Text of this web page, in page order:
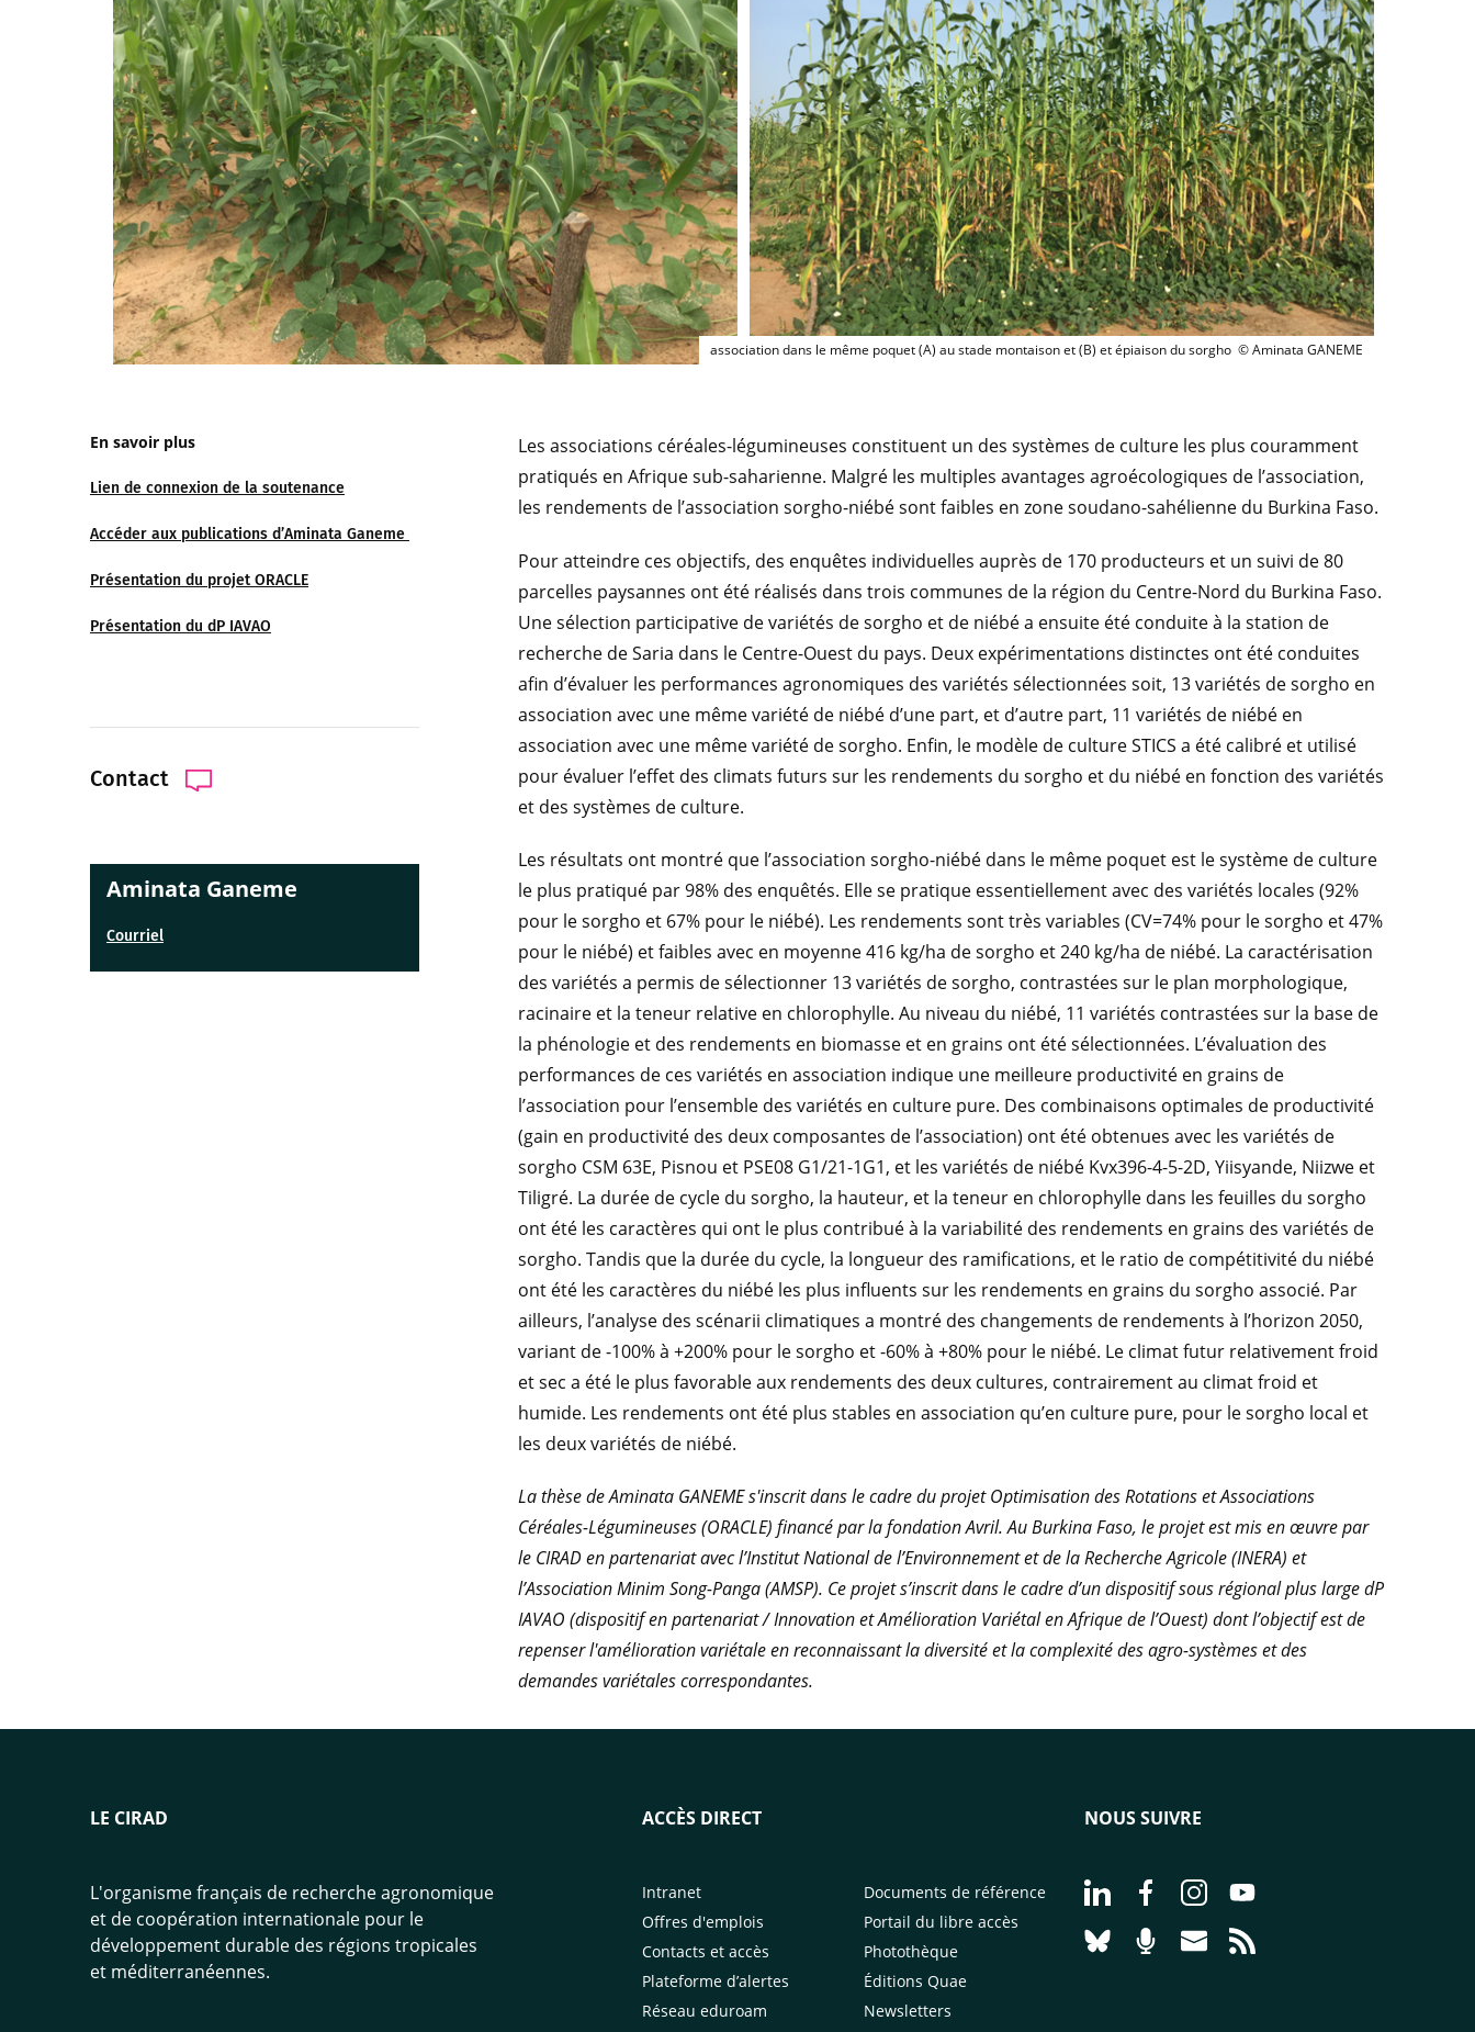
association dans le même poquet (A) au stade montaison et (B) et épiaison du sorgho © Aminata GANEME
En savoir plus
Lien de connexion de la soutenance
Accéder aux publications d’Aminata Ganeme
Présentation du projet ORACLE
Présentation du dP IAVAO
Contact
Aminata Ganeme
Courriel
Les associations céréales-légumineuses constituent un des systèmes de culture les plus couramment
pratiqués en Afrique sub-saharienne. Malgré les multiples avantages agroécologiques de l’association,
les rendements de l’association sorgho-niébé sont faibles en zone soudano-sahélienne du Burkina Faso.
Pour atteindre ces objectifs, des enquêtes individuelles auprès de 170 producteurs et un suivi de 80
parcelles paysannes ont été réalisés dans trois communes de la région du Centre-Nord du Burkina Faso.
Une sélection participative de variétés de sorgho et de niébé a ensuite été conduite à la station de
recherche de Saria dans le Centre-Ouest du pays. Deux expérimentations distinctes ont été conduites
afin d’évaluer les performances agronomiques des variétés sélectionnées soit, 13 variétés de sorgho en
association avec une même variété de niébé d’une part, et d’autre part, 11 variétés de niébé en
association avec une même variété de sorgho. Enfin, le modèle de culture STICS a été calibré et utilisé
pour évaluer l’effet des climats futurs sur les rendements du sorgho et du niébé en fonction des variétés
et des systèmes de culture.
Les résultats ont montré que l’association sorgho-niébé dans le même poquet est le système de culture
le plus pratiqué par 98% des enquêtés. Elle se pratique essentiellement avec des variétés locales (92%
pour le sorgho et 67% pour le niébé). Les rendements sont très variables (CV=74% pour le sorgho et 47%
pour le niébé) et faibles avec en moyenne 416 kg/ha de sorgho et 240 kg/ha de niébé. La caractérisation
des variétés a permis de sélectionner 13 variétés de sorgho, contrastées sur le plan morphologique,
racinaire et la teneur relative en chlorophylle. Au niveau du niébé, 11 variétés contrastées sur la base de
la phénologie et des rendements en biomasse et en grains ont été sélectionnées. L’évaluation des
performances de ces variétés en association indique une meilleure productivité en grains de
l’association pour l’ensemble des variétés en culture pure. Des combinaisons optimales de productivité
(gain en productivité des deux composantes de l’association) ont été obtenues avec les variétés de
sorgho CSM 63E, Pisnou et PSE08 G1/21-1G1, et les variétés de niébé Kvx396-4-5-2D, Yiisyande, Niizwe et
Tiligré. La durée de cycle du sorgho, la hauteur, et la teneur en chlorophylle dans les feuilles du sorgho
ont été les caractères qui ont le plus contribué à la variabilité des rendements en grains des variétés de
sorgho. Tandis que la durée du cycle, la longueur des ramifications, et le ratio de compétitivité du niébé
ont été les caractères du niébé les plus influents sur les rendements en grains du sorgho associé. Par
ailleurs, l’analyse des scénarii climatiques a montré des changements de rendements à l’horizon 2050,
variant de -100% à +200% pour le sorgho et -60% à +80% pour le niébé. Le climat futur relativement froid
et sec a été le plus favorable aux rendements des deux cultures, contrairement au climat froid et
humide. Les rendements ont été plus stables en association qu’en culture pure, pour le sorgho local et
les deux variétés de niébé.
La thèse de Aminata GANEME s'inscrit dans le cadre du projet Optimisation des Rotations et Associations
Céréales-Légumineuses (ORACLE) financé par la fondation Avril. Au Burkina Faso, le projet est mis en œuvre par
le CIRAD en partenariat avec l’Institut National de l’Environnement et de la Recherche Agricole (INERA) et
l’Association Minim Song-Panga (AMSP). Ce projet s’inscrit dans le cadre d’un dispositif sous régional plus large dP
IAVAO (dispositif en partenariat / Innovation et Amélioration Variétal en Afrique de l’Ouest) dont l’objectif est de
repenser l'amélioration variétale en reconnaissant la diversité et la complexité des agro-systèmes et des
demandes variétales correspondantes.
LE CIRAD
L'organisme français de recherche agronomique
et de coopération internationale pour le
développement durable des régions tropicales
et méditerranéennes.
ACCÈS DIRECT
Intranet
Offres d'emplois
Contacts et accès
Plateforme d’alertes
Réseau eduroam
Documents de référence
Portail du libre accès
Photothèque
Éditions Quae
Newsletters
NOUS SUIVRE
Aller à la page Nous suivre sur LinkedIn -
Aller à la page Nous suivre sur
Aller à la page Nous suivre sur
Aller à la page Nous
Aller à la page Nous suivre sur Bluesky -
Aller à la page Nourrir le vivant, le
Aller à la page Nous contacter